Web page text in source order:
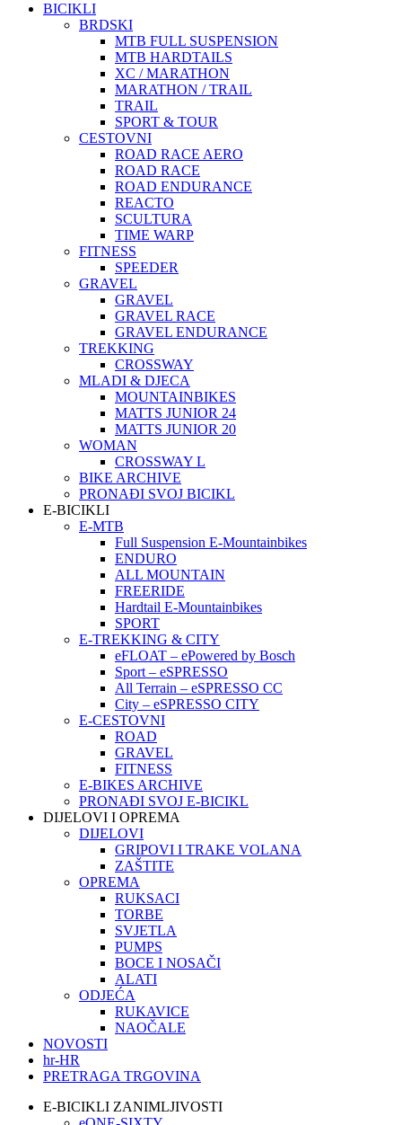
BICIKLI
BRDSKI
MTB FULL SUSPENSION
MTB HARDTAILS
XC / MARATHON
MARATHON / TRAIL
TRAIL
SPORT & TOUR
CESTOVNI
ROAD RACE AERO
ROAD RACE
ROAD ENDURANCE
REACTO
SCULTURA
TIME WARP
FITNESS
SPEEDER
GRAVEL
GRAVEL
GRAVEL RACE
GRAVEL ENDURANCE
TREKKING
CROSSWAY
MLADI & DJECA
MOUNTAINBIKES
MATTS JUNIOR 24
MATTS JUNIOR 20
WOMAN
CROSSWAY L
BIKE ARCHIVE
PRONAĐI SVOJ BICIKL
E-BICIKLI
E-MTB
Full Suspension E-Mountainbikes
ENDURO
ALL MOUNTAIN
FREERIDE
Hardtail E-Mountainbikes
SPORT
E-TREKKING & CITY
eFLOAT – ePowered by Bosch
Sport – eSPRESSO
All Terrain – eSPRESSO CC
City – eSPRESSO CITY
E-CESTOVNI
ROAD
GRAVEL
FITNESS
E-BIKES ARCHIVE
PRONAĐI SVOJ E-BICIKL
DIJELOVI I OPREMA
DIJELOVI
GRIPOVI I TRAKE VOLANA
ZAŠTITE
OPREMA
RUKSACI
TORBE
SVJETLA
PUMPS
BOCE I NOSAČI
ALATI
ODJEĆA
RUKAVICE
NAOČALE
NOVOSTI
hr-HR
PRETRAGA TRGOVINA
E-BICIKLI ZANIMLJIVOSTI